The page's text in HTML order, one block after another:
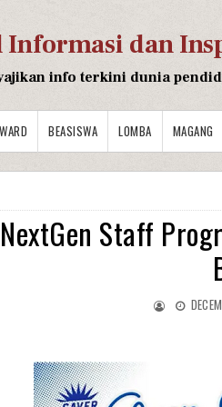
Informasi dan
info terkini dunia
BEASISWA LOMBA MAGANG
Staff